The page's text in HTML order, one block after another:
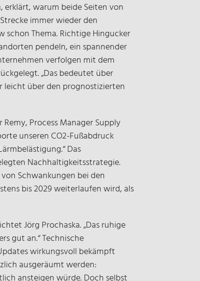
erklärt, warum beide Seiten von
immer wieder den
schon Thema. Richtige Hingucker
pendeln, ein spannender
verfolgen mit dem
„Das bedeutet über
leicht über den prognostizierten
Process Manager Supply
unseren CO2-Fußabdruck
Das
Nachhaltigkeitsstrategie.
Schwankungen bei den
bis 2029 weiterlaufen wird, als
Jörg Prochaska. „Das ruhige
gut an.“ Technische
wirkungsvoll bekämpft
ausgeräumt werden: